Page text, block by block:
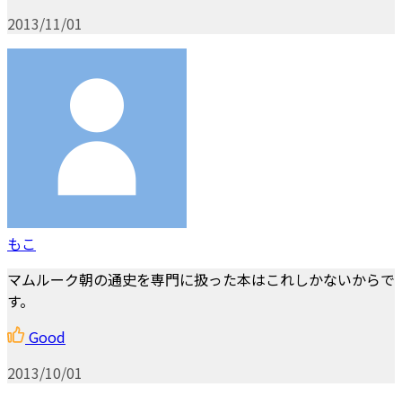
2013/11/01
もこ
マムルーク朝の通史を専門に扱った本はこれしかないからで
す。
Good
2013/10/01